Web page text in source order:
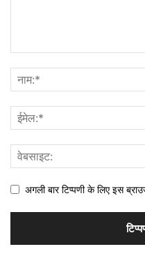
अगली बार टिप्पणी के लिए इस